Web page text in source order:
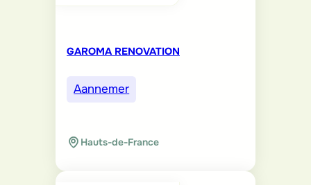
GAROMA RENOVATION
Aannemer
Hauts-de-France